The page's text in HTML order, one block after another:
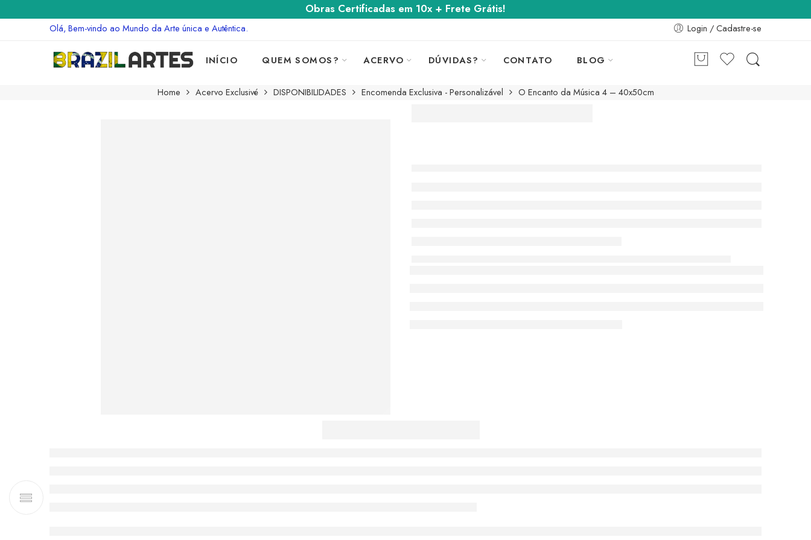
Obras Certificadas em 10x + Frete Grátis!
Olá, Bem-vindo ao Mundo da Arte única e Autêntica. Login / Cadastre-se
INÍCIO QUEM SOMOS? ACERVO DÚVIDAS? CONTATO BLOG
Home Acervo Exclusivé DISPONIBILIDADES Encomenda Exclusiva - Personalizável O Encanto da Música 4 – 40x50cm